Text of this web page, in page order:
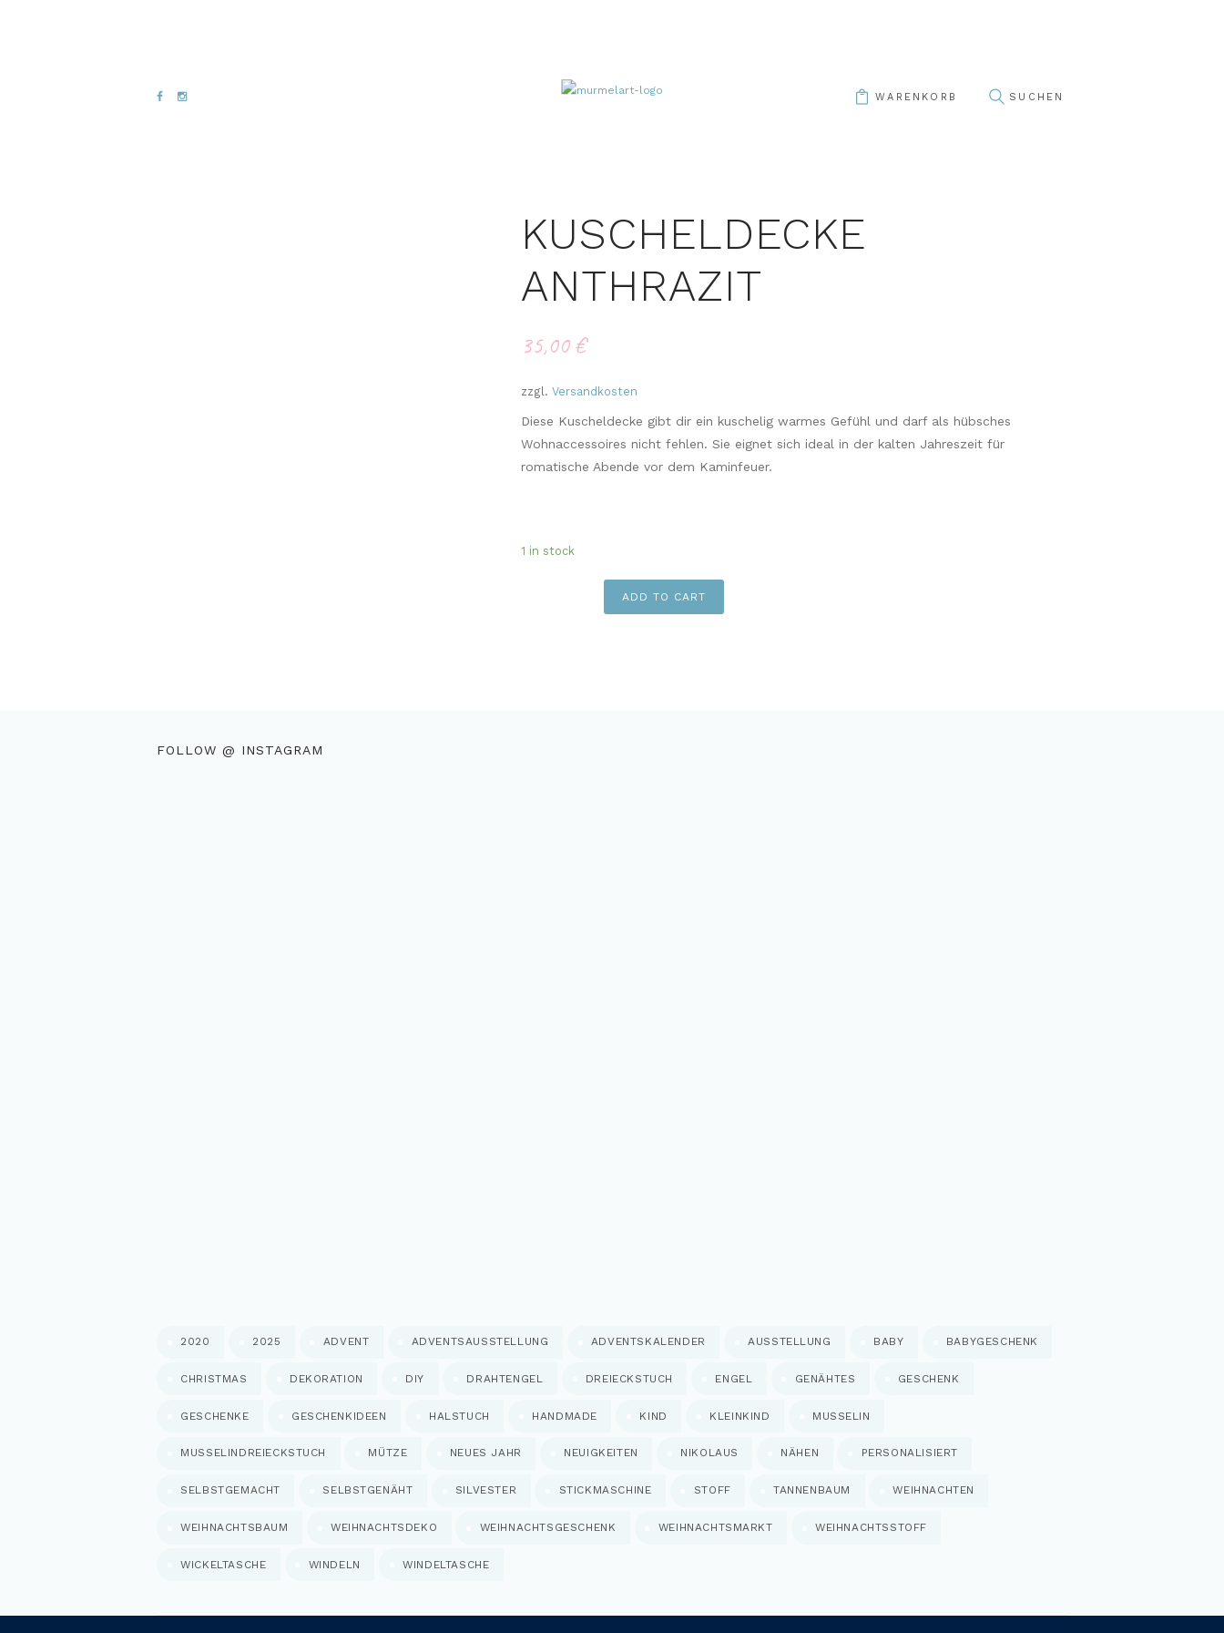
WARENKORB
KUSCHELDECKE
ANTHRAZIT
35,00€
zzgl. Versandkosten
Diese Kuscheldecke gibt dir ein kuschelig warmes Gefühl und darf als hübsches
Wohnaccessoires nicht fehlen. Sie eignet sich ideal in der kalten Jahreszeit für
romatische Abende vor dem Kaminfeuer.
1 in stock
ADD TO CART
FOLLOW @ INSTAGRAM
2020 2025 ADVENT ADVENTSAUSSTELLUNG ADVENTSKALENDER AUSSTELLUNG BABY BABYGESCHENK
CHRISTMAS DEKORATION DIY DRAHTENGEL DREIECKSTUCH ENGEL GENÄHTES GESCHENK
GESCHENKE GESCHENKIDEEN HALSTUCH HANDMADE KIND KLEINKIND MUSSELIN
MUSSELINDREIECKSTUCH MÜTZE NEUES JAHR NEUIGKEITEN NIKOLAUS NÄHEN PERSONALISIERT
SELBSTGEMACHT SELBSTGENÄHT SILVESTER STICKMASCHINE STOFF TANNENBAUM WEIHNACHTEN
WEIHNACHTSBAUM WEIHNACHTSDEKO WEIHNACHTSGESCHENK WEIHNACHTSMARKT WEIHNACHTSSTOFF
WICKELTASCHE WINDELN WINDELTASCHE